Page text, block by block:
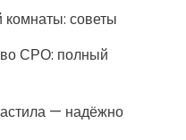
советы
СРО: полный
— надёжно